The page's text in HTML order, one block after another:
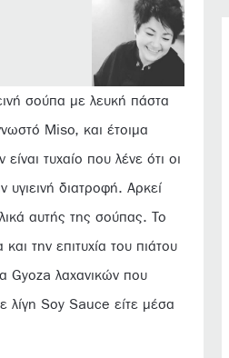
σούπα με λευκή πάστα
Miso, και έτοιμα
τυχαίο που λένε ότι οι
υγιεινή διατροφή. Αρκεί
αυτής της σούπας. Το
την επιτυχία του πιάτου
Gyoza λαχανικών που
λίγη Soy Sauce είτε μέσα